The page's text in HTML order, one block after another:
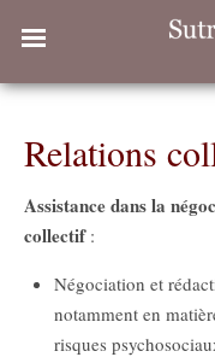
Relations
Assistance dans la
collectif:
Négociation et
notamment en
risques